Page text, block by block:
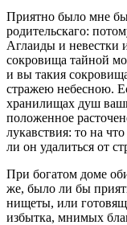
Приятно было мне
родительскаго:
Аглаиды и невестки
сокровища тайной
и вы такия
стражею небесною.
хранилищах душ
положенное
лукавствия: то на
ли он удалиться от
При богатом доме
же, было ли бы
нищеты, или
избытка, мнимых